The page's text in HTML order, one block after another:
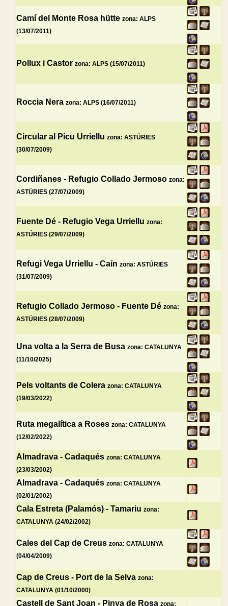
Camí del Monte Rosa hütte zona: ALPS
(13/07/2011)
Pollux i Castor zona: ALPS (15/07/2011)
Roccia Nera zona: ALPS (16/07/2011)
Circular al Picu Urriellu zona: ASTÚRIES
(30/07/2009)
Cordiñanes - Refugio Collado Jermoso zona:
ASTÚRIES (27/07/2009)
Fuente Dé - Refugio Vega Urriellu zona:
ASTÚRIES (29/07/2009)
Refugi Vega Urriellu - Caín zona: ASTÚRIES
(31/07/2009)
Refugio Collado Jermoso - Fuente Dé zona:
ASTÚRIES (28/07/2009)
Una volta a la Serra de Busa zona: CATALUNYA
(11/10/2025)
Pels voltants de Colera zona: CATALUNYA
(19/03/2022)
Ruta megalítica a Roses zona: CATALUNYA
(12/02/2022)
Almadrava - Cadaqués zona: CATALUNYA
(23/03/2002)
Almadrava - Cadaqués zona: CATALUNYA
(02/01/2002)
Cala Estreta (Palamós) - Tamariu zona:
CATALUNYA (24/02/2002)
Cales del Cap de Creus zona: CATALUNYA
(04/04/2009)
Cap de Creus - Port de la Selva zona:
CATALUNYA (01/10/2000)
Castell de Sant Joan - Pinya de Rosa zona: